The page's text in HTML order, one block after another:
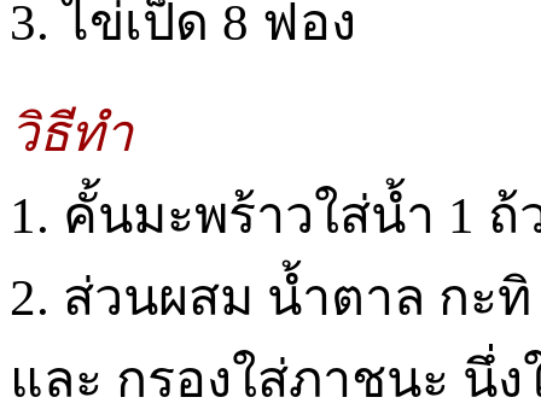
3. ไข่เป็ด 8 ฟอง
วิธีทำ
1. คั้นมะพร้าวใส่น้ำ 1
2. ส่วนผสม น้ำตาล กะ
และ กรองใส่ภาชนะ นึ่